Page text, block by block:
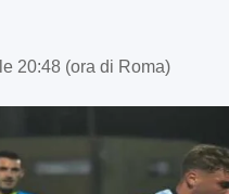
20:48 (ora di Roma)